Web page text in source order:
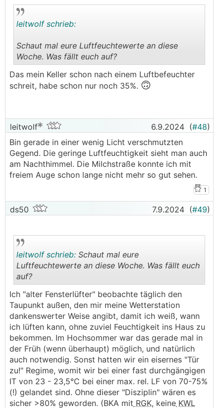
..
leitwolf schrieb:
Schaut mal eure Luftfeuchtewerte an diese
Woche. Was fällt euch auf?
Das mein Keller schon nach einem Luftbefeuchter
schreit, habe schon nur noch 35%. 🙃
leitwolf 6.9.2024 (#48)
Bin gerade in einer wenig Licht verschmutzten
Gegend. Die geringe Luftfeuchtigkeit sieht man auch
am Nachthimmel. Die Milchstraße konnte ich mit
freiem Auge schon lange nicht mehr so gut sehen.
1
ds50 7.9.2024 (#49)
..
leitwolf schrieb: Schaut mal eure
Luftfeuchtewerte an diese Woche. Was fällt euch
auf?
Ich "alter Fensterlüfter" beobachte täglich den
Taupunkt außen, den mir meine Wetterstation
dankenswerter Weise angibt, damit ich weiß, wann
ich lüften kann, ohne zuviel Feuchtigkeit ins Haus zu
bekommen. Im Hochsommer war das gerade mal in
der Früh (wenn überhaupt) möglich, und natürlich
auch notwendig. Sonst hatten wir ein eisernes "Tür
zu!" Regime, womit wir bei einer fast durchgängigen
IT von 23 - 23,5°C bei einer max. rel. LF von 70-75%
(!) gelandet sind. Ohne dieser "Disziplin" wären es
sicher >80% geworden. (BKA mit RGK, keine KWL